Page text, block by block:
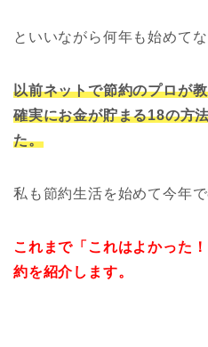
といいながら何年も始めて
以前ネットで節約のプロが
確実にお金が貯まる18の方
た。
私も節約生活を始めて今年で
これまで「これはよかった
約を紹介します。